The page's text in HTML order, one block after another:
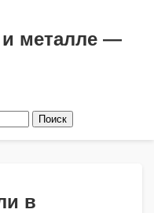
металле —
в